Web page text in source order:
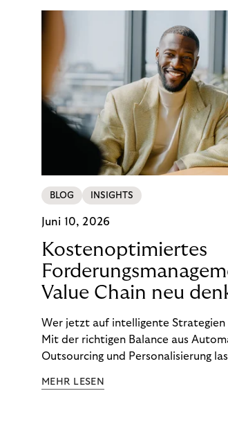
BLOG INSIGHTS
Juni 10, 2026
Kostenoptimiertes
Value Chain neu
Wer jetzt auf intelligente
Mit der richtigen Balance aus
Outsourcing und Personalisierung
Ergebnisse sichern. Riverty zeigt, wie
MEHR LESEN